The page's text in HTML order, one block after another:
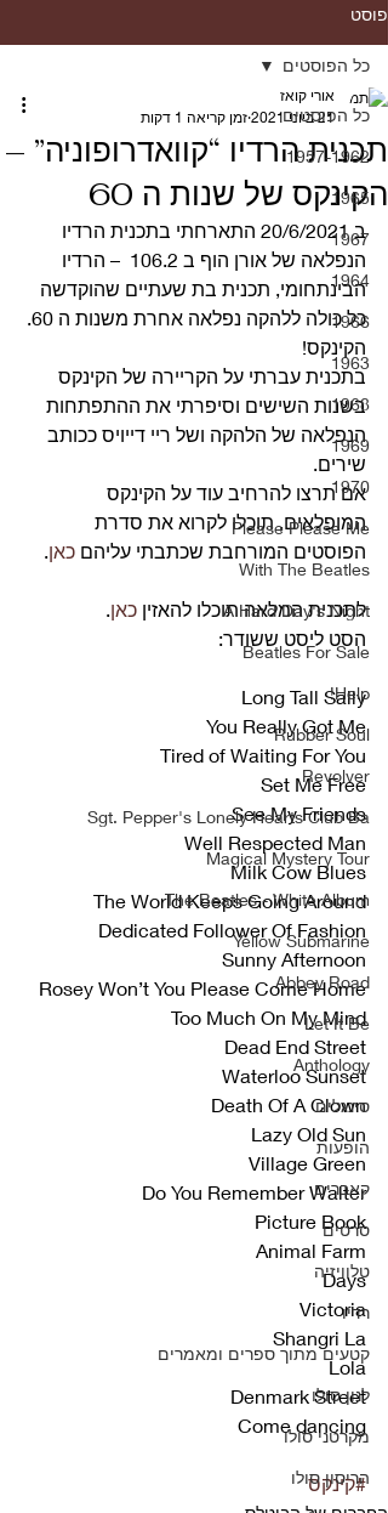
פוסט
כל הפוסטים
1957-1962
1965
1967
1964
1966
1963
1968
1969
1970
Please Please Me
With The Beatles
A Hard Day's Night
Beatles For Sale
Help!
Rubber Soul
Revolver
Sgt. Pepper's Lonely Hearts Club Ba
Magical Mystery Tour
The Beatles - White Album
Yellow Submarine
Abbey Road
Let It Be
Anthology
סינגלים
הופעות
קאברים
סרטים
טלוויזיה
רדיו
קטעים מתוך ספרים ומאמרים
לנון סולו
מקרטני סולו
הריסון סולו
כל הפוסטים
תכנית הרדיו “קוואדרופוניה” –
הקינקס של שנות ה 60
אורי קואז
21 ביוני 2021
זמן קריאה 1 דקות
ב 20/6/2021 התארחתי בתכנית הרדיו
הנפלאה של אורן הוף ב 106.2  – הרדיו
הבינתחומי, תכנית בת שעתיים שהוקדשה
כל כולה ללהקה נפלאה אחרת משנות ה 60.
הקינקס!
בתכנית עברתי על הקריירה של הקינקס
בשנות השישים וסיפרתי את ההתפתחות
הנפלאה של הלהקה ושל ריי דייויס ככותב
שירים.
אם תרצו להרחיב עוד על הקינקס
המופלאים, תוכלו לקרוא את סדרת
הפוסטים המורחבת שכתבתי עליהם כאן.
לתכנית המלאה תוכלו להאזין כאן.
הסט ליסט ששודר:
Long Tall Sally
You Really Got Me
Tired of Waiting For You
Set Me Free
See My Friends
Well Respected Man
Milk Cow Blues
The World Keeps Going Around
Dedicated Follower Of Fashion
Sunny Afternoon
Rosey Won’t You Please Come Home
Too Much On My Mind
Dead End Street
Waterloo Sunset
Death Of A Clown
Lazy Old Sun
Village Green
Do You Remember Walter
Picture Book
Animal Farm
Days
Victoria
Shangri La
Lola
Denmark Street
Come dancing
#קינקס